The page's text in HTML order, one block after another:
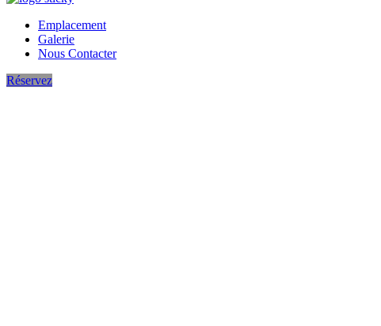
Emplacement
Galerie
Nous Contacter
Réservez